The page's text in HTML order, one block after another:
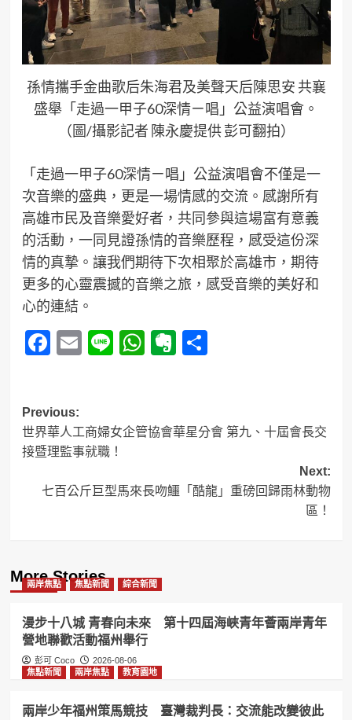
孫情攜手金曲歌后朱海君及美聲天后陳思安 共襄
盛舉「走過一甲子60深情ㄧ唱」公益演唱會。
（圖/攝影記者 陳永慶提供 彭可翻拍）
「走過一甲子60深情ㄧ唱」公益演唱會不僅是一
次音樂的盛典，更是一場情感的交流。感謝所有
高雄市民及音樂愛好者，共同參與這場富有意義
的活動，一同見證孫情的音樂歷程，感受這份深
情的真摯。讓我們期待下次相聚於高雄市，期待
更多的心靈震撼的音樂之旅，感受音樂的美好和
心的連結。
Facebook
Email
LineWhatsApp
Evernote
分
Post
navigation
Previous:
世界華人工商婦女企管協會華星分會 第九、十屆會長交
接暨理監事就職！
Next:
七百公斤巨型馬來長吻鱷「酷龍」重磅回歸雨林動物
區！
More Stories
兩岸焦點 焦點新聞 綜合新聞
漫步十八城 青春向未來 第十四屆海峽青年薈兩岸青年
營地聯歡活動福州舉行
彭可 Coco
2026-08-06
焦點新聞
兩岸焦點 教育園地
兩岸少年福州策馬競技 臺灣裁判長：交流能改變彼此